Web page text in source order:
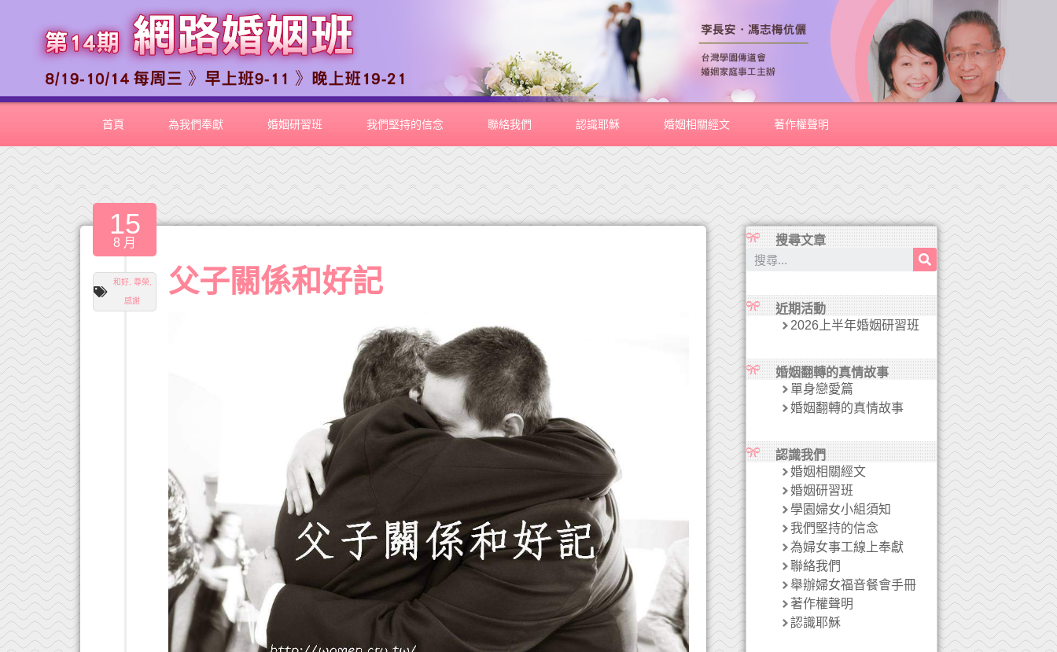
首頁 為我們奉獻 婚姻研習班 我們堅持的信念 聯絡我們 認識耶穌 婚姻相關經文 著作權聲明
15
8 月
和好, 尊榮
感謝
父子關係和好記
搜尋文章
近期活動
2026上半年婚姻研習班
婚姻翻轉的真情故事
單身戀愛篇
婚姻翻轉的真情故事
認識我們
婚姻相關經文
婚姻研習班
學園婦女小組須知
我們堅持的信念
為婦女事工線上奉獻
聯絡我們
舉辦婦女福音餐會手冊
著作權聲明
認識耶穌